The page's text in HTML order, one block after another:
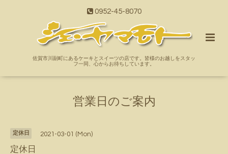
0952-45-8070
佐賀市川副町にあるケーキとスイーツの店です。皆様のお越しをスタッ
フ一同、心からお待ちしています。
営業日のご案内
定休日 2021-03-01 (Mon)
定休日